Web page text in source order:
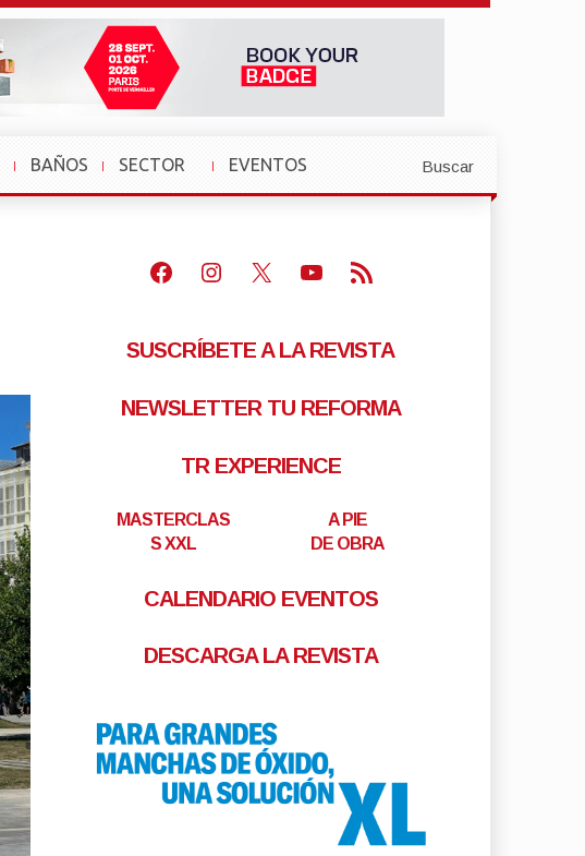
BAÑOS
SECTOR
»
EVENTOS
»
Buscar
Facebook
Instagram
X Youtube
Feed RSS
SUSCRÍBETE A LA REVISTA
NEWSLETTER TU REFORMA
TR EXPERIENCE
MASTERCLAS
S XXL
A PIE
DE OBRA
CALENDARIO EVENTOS
DESCARGA LA REVISTA